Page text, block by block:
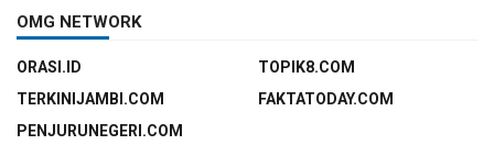
OMG NETWORK
ORASI.ID
TOPIK8.COM
TERKINIJAMBI.COM
FAKTATODAY.COM
PENJURUNEGERI.COM